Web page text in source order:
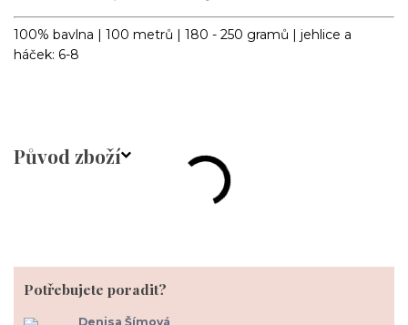
100% bavlna | 100 metrů | 180 - 250 gramů | jehlice a
háček: 6-8
Původ zboží
Potřebujete poradit?
Denisa Šímová